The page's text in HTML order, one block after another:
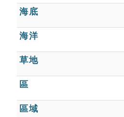
海底
海洋
草地
區
區域